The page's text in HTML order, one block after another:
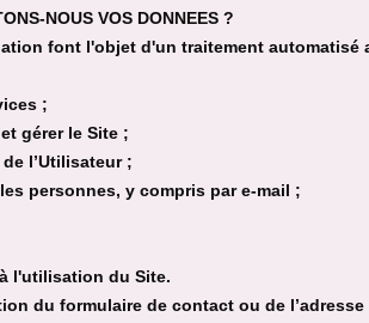
NOUS VOS DONNEES ?
font l'objet d'un traitement automatisé
;
gérer le Site ;
l’Utilisateur ;
personnes, y compris par e-mail ;
l'utilisation du Site.
du formulaire de contact ou de